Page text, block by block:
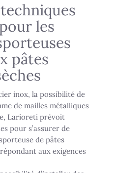
les
pâtes
inox, la possibilité de
de mailles métalliques
Larioreti prévoit
pour s’assurer de
de pâtes
aux exigences